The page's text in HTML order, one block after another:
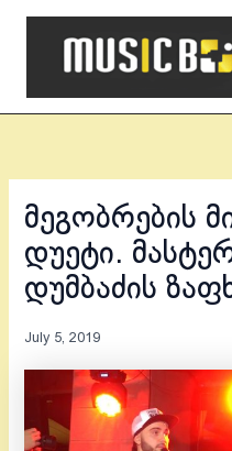
Skip
მეგობრების
დუეტი.
დუმბაძის
July 5, 2019